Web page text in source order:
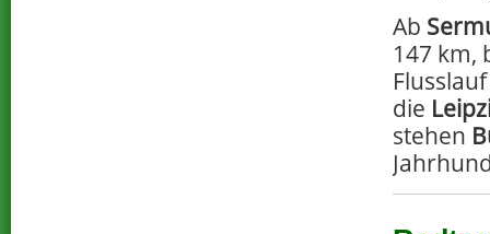
Ab
147 km,
die
stehen